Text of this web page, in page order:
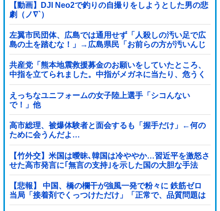
【動画】DJI Neo2で釣りの自撮りをしようとした男の悲
劇（ノ∇`）
左翼市民団体、広島では通用せず「人殺しの汚い足で広
島の土を踏むな！」→広島県民「お前らの方が汚いんじ
ゃ！」「ワシらが広島県民じゃ」
共産党「熊本地震救援募金のお願いをしていたところ、
中指を立てられました。中指がメガネに当たり、危うく
怪我をするところでした」
えっちなユニフォームの女子陸上選手「シコんない
で！」他
高市総理、被爆体験者と面会するも「握手だけ」←何の
ために会うんだよ…
【竹外交】米国は曖昧､韓国は冷ややか…習近平を激怒さ
せた高市発言に｢無言の支持｣を示した国の大胆な手法
【悲報】 中国、橋の欄干が強風一発で粉々に 鉄筋ゼロ
当局「接着剤でくっつけただけ」「正常で、品質問題は
ない」